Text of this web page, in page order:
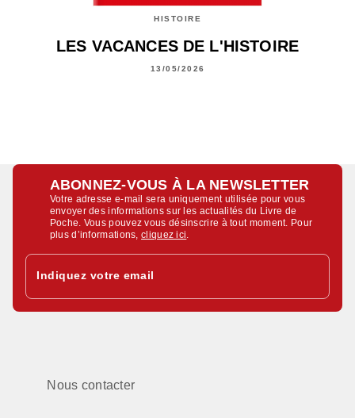
HISTOIRE
LES VACANCES DE L'HISTOIRE
13/05/2026
ABONNEZ-VOUS À LA NEWSLETTER
Votre adresse e-mail sera uniquement utilisée pour vous
envoyer des informations sur les actualités du Livre de
Poche. Vous pouvez vous désinscrire à tout moment. Pour
plus d’informations,cliquez ici
Indiquez votre email
Nous contacter